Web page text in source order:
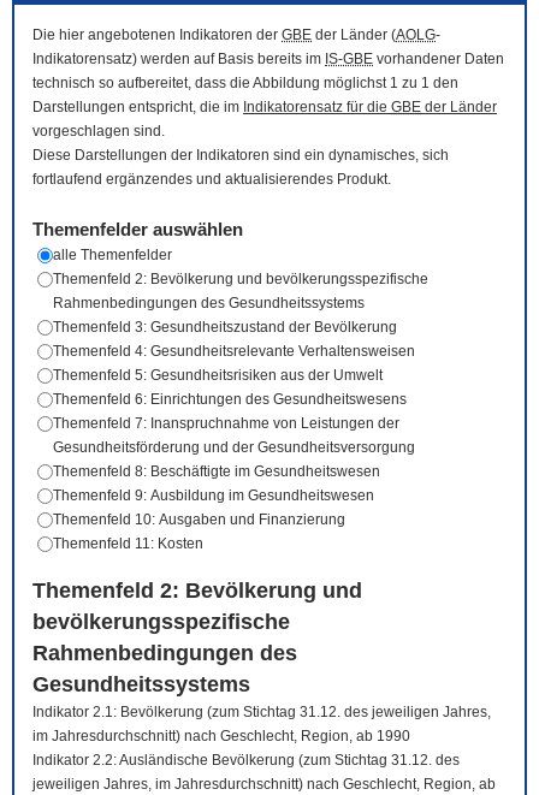
Die hier angebotenen Indikatoren der GBE der Länder (AOLG-
Indikatorensatz) werden auf Basis bereits im IS-GBE vorhandener Daten
technisch so aufbereitet, dass die Abbildung möglichst 1 zu 1 den
Darstellungen entspricht, die im Indikatorensatz für die GBE der Länder
vorgeschlagen sind.
Diese Darstellungen der Indikatoren sind ein dynamisches, sich
fortlaufend ergänzendes und aktualisierendes Produkt.
Themenfelder auswählen
alle Themenfelder
Themenfeld 2: Bevölkerung und bevölkerungsspezifische
Rahmenbedingungen des Gesundheitssystems
Themenfeld 3: Gesundheitszustand der Bevölkerung
Themenfeld 4: Gesundheitsrelevante Verhaltensweisen
Themenfeld 5: Gesundheitsrisiken aus der Umwelt
Themenfeld 6: Einrichtungen des Gesundheitswesens
Themenfeld 7: Inanspruchnahme von Leistungen der
Gesundheitsförderung und der Gesundheitsversorgung
Themenfeld 8: Beschäftigte im Gesundheitswesen
Themenfeld 9: Ausbildung im Gesundheitswesen
Themenfeld 10: Ausgaben und Finanzierung
Themenfeld 11: Kosten
Themenfeld 2: Bevölkerung und
bevölkerungsspezifische
Rahmenbedingungen des
Gesundheitssystems
Indikator 2.1: Bevölkerung (zum Stichtag 31.12. des jeweiligen Jahres,
im Jahresdurchschnitt) nach Geschlecht, Region, ab 1990
Indikator 2.2: Ausländische Bevölkerung (zum Stichtag 31.12. des
jeweiligen Jahres, im Jahresdurchschnitt) nach Geschlecht, Region, ab